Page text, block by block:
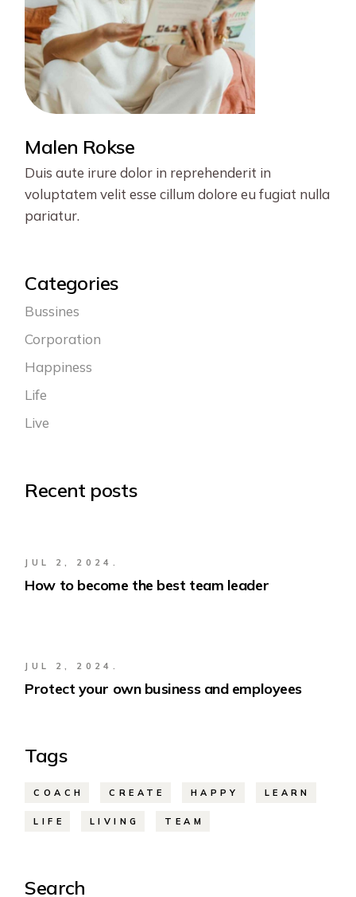
Malen Rokse
Duis aute irure dolor in reprehenderit in
voluptatem velit esse cillum dolore eu fugiat nulla
pariatur.
Categories
Bussines
Corporation
Happiness
Life
Live
Recent posts
JUL 2, 2024.
How to become the best team leader
JUL 2, 2024.
Protect your own business and employees
Tags
COACH CREATE HAPPY LEARN
LIFE LIVING TEAM
Search